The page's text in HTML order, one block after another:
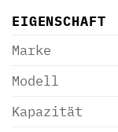
EIGENSCHAFT
Marke
Modell
Kapazität